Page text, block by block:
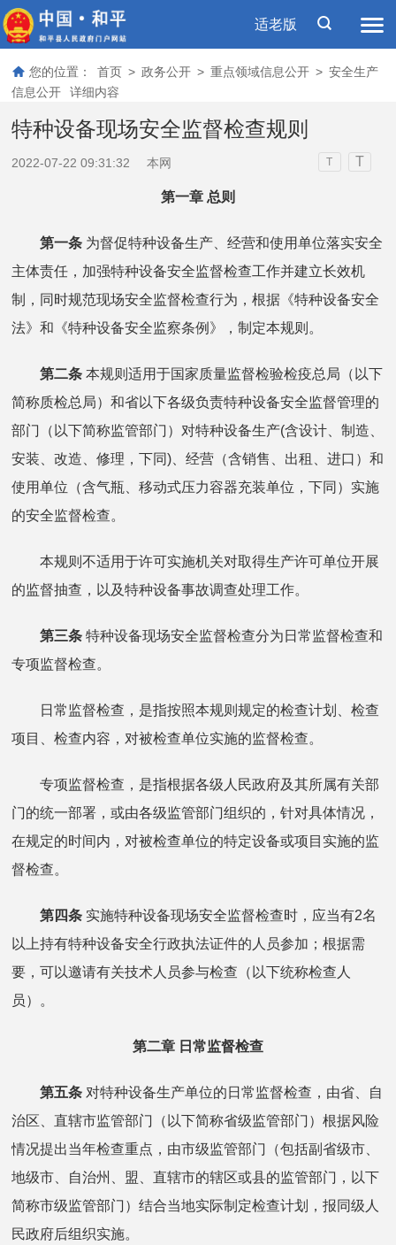
适老版
您的位置： 首页 > 政务公开 > 重点领域信息公开 > 安全生产
信息公开
详细内容
特种设备现场安全监督检查规则
2022-07-22 09:31:32 本网 T T
第一章 总则
第一条 为督促特种设备生产、经营和使用单位落实安全
主体责任，加强特种设备安全监督检查工作并建立长效机
制，同时规范现场安全监督检查行为，根据《特种设备安全
法》和《特种设备安全监察条例》，制定本规则。
第二条 本规则适用于国家质量监督检验检疫总局（以下
简称质检总局）和省以下各级负责特种设备安全监督管理的
部门（以下简称监管部门）对特种设备生产(含设计、制造、
安装、改造、修理，下同)、经营（含销售、出租、进口）和
使用单位（含气瓶、移动式压力容器充装单位，下同）实施
的安全监督检查。
本规则不适用于许可实施机关对取得生产许可单位开展
的监督抽查，以及特种设备事故调查处理工作。
第三条 特种设备现场安全监督检查分为日常监督检查和
专项监督检查。
日常监督检查，是指按照本规则规定的检查计划、检查
项目、检查内容，对被检查单位实施的监督检查。
专项监督检查，是指根据各级人民政府及其所属有关部
门的统一部署，或由各级监管部门组织的，针对具体情况，
在规定的时间内，对被检查单位的特定设备或项目实施的监
督检查。
第四条 实施特种设备现场安全监督检查时，应当有2名
以上持有特种设备安全行政执法证件的人员参加；根据需
要，可以邀请有关技术人员参与检查（以下统称检查人
员）。
第二章 日常监督检查
第五条 对特种设备生产单位的日常监督检查，由省、自
治区、直辖市监管部门（以下简称省级监管部门）根据风险
情况提出当年检查重点，由市级监管部门（包括副省级市、
地级市、自治州、盟、直辖市的辖区或县的监管部门，以下
简称市级监管部门）结合当地实际制定检查计划，报同级人
民政府后组织实施。